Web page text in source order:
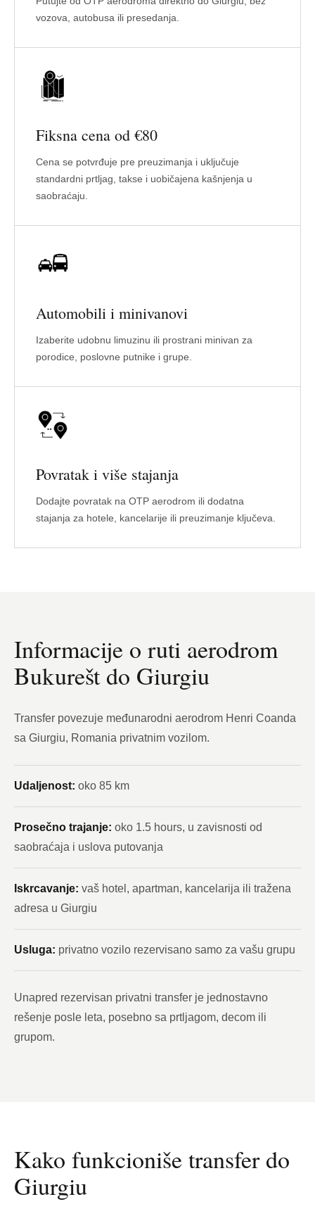
vozova, autobusa ili presedanja.
Fiksna cena od €80
Cena se potvrđuje pre preuzimanja i uključuje
standardni prtljag, takse i uobičajena kašnjenja u
saobraćaju.
Automobili i minivanovi
Izaberite udobnu limuzinu ili prostrani minivan za
porodice, poslovne putnike i grupe.
Povratak i više stajanja
Dodajte povratak na OTP aerodrom ili dodatna
stajanja za hotele, kancelarije ili preuzimanje ključeva.
Informacije o ruti aerodrom
Bukurešt do Giurgiu
Transfer povezuje međunarodni aerodrom Henri Coanda
sa Giurgiu, Romania privatnim vozilom.
Udaljenost: oko 85 km
Prosečno trajanje: oko 1.5 hours, u zavisnosti od
saobraćaja i uslova putovanja
Iskrcavanje: vaš hotel, apartman, kancelarija ili tražena
adresa u Giurgiu
Usluga: privatno vozilo rezervisano samo za vašu grupu
Unapred rezervisan privatni transfer je jednostavno
rešenje posle leta, posebno sa prtljagom, decom ili
grupom.
Kako funkcioniše transfer do
Giurgiu